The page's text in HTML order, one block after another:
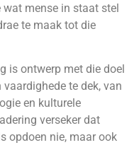
mense in staat stel
te maak tot die
is ontwerp met die doel
te dek, van
en kulturele
verseker dat
opdoen nie, maar ook